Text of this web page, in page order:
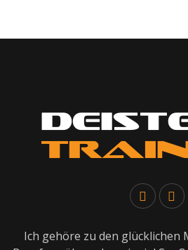
Ich gehöre zu den glücklichen